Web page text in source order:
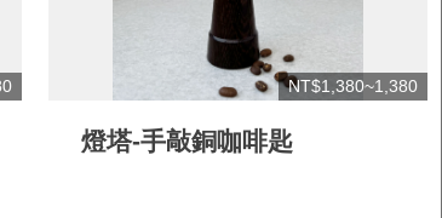
NT$1,380~1,380
燈塔-手敲銅咖啡匙